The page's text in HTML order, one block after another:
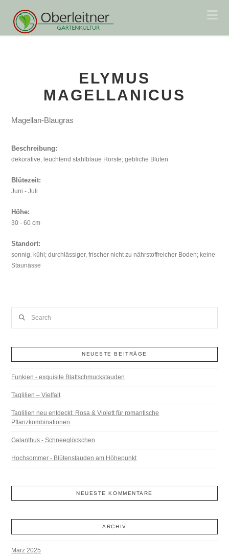
ELYMUS
MAGELLANICUS
Magellan-Blaugras
Beschreibung:
dekorative, leuchtend stahlblaue Horste; gebliche Blüten
Blütezeit:
Juni - Juli
Höhe:
30 - 60 cm
Standort:
sonnig, kühl; durchlässiger, frischer nicht zu nährstoffreicher Boden; keine
Staunässe
NEUESTE BEITRÄGE
Funkien - exquisite Blattschmuckstauden
Taglilien – Vielfalt
Taglilien neu entdeckt: Rosa & Violett für romantische
Pflanzkombinationen
Galanthus - Schneeglöckchen
Hochsommer - Blütenstauden am Höhepunkt
NEUESTE KOMMENTARE
ARCHIV
März 2025